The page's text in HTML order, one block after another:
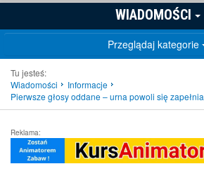
WIADOMOŚCI
Przeglądaj kategorie
Tu jesteś:
Wiadomości
Informacje
Pierwsze głosy oddane – urna powoli się zapełnia
Reklama: